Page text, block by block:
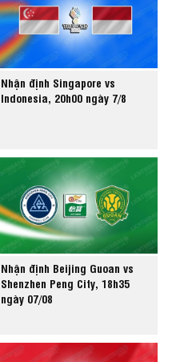
Nhận định Singapore vs
Indonesia, 20h00 ngày 7/8
Nhận định Beijing Guoan vs
Shenzhen Peng City, 18h35
ngày 07/08